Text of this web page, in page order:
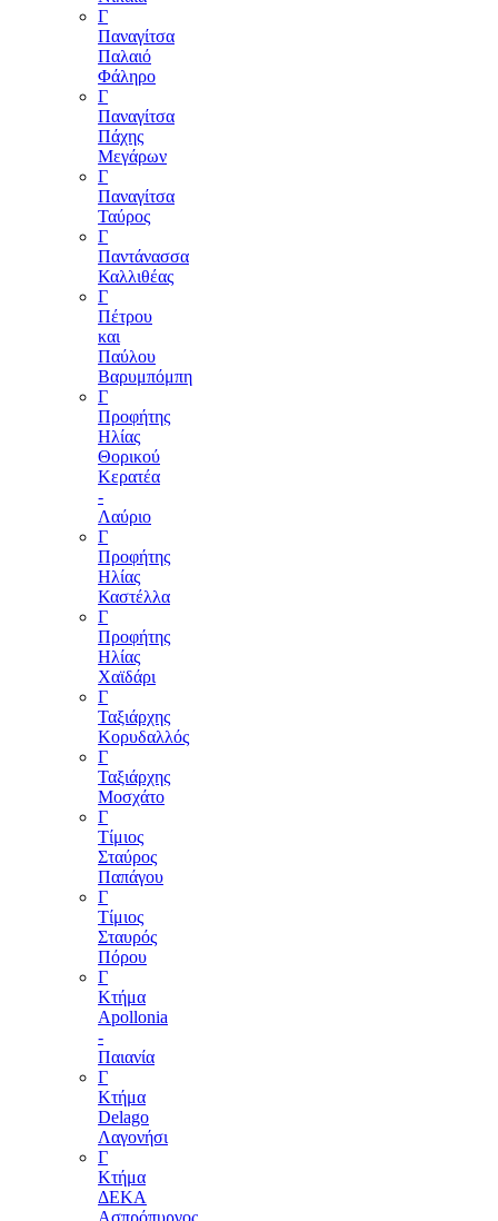
Γ
Παναγίτσα
Παλαιό
Φάληρο
Γ
Παναγίτσα
Πάχης
Μεγάρων
Γ
Παναγίτσα
Ταύρος
Γ
Παντάνασσα
Καλλιθέας
Γ
Πέτρου
και
Παύλου
Βαρυμπόμπη
Γ
Προφήτης
Ηλίας
Θορικού
Κερατέα
-
Λαύριο
Γ
Προφήτης
Ηλίας
Καστέλλα
Γ
Προφήτης
Ηλίας
Χαϊδάρι
Γ
Ταξιάρχης
Κορυδαλλός
Γ
Ταξιάρχης
Μοσχάτο
Γ
Τίμιος
Σταύρος
Παπάγου
Γ
Τίμιος
Σταυρός
Πόρου
Γ
Κτήμα
Apollonia
-
Παιανία
Γ
Κτήμα
Delagο
Λαγονήσι
Γ
Κτήμα
ΔΕΚΑ